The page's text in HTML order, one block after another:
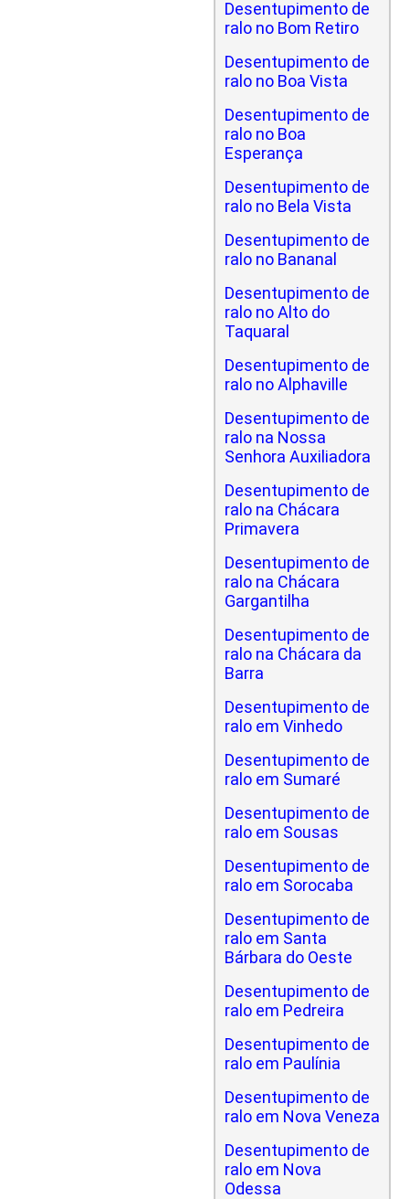
Desentupimento de
ralo no Bom Retiro
Desentupimento de
ralo no Boa Vista
Desentupimento de
ralo no Boa
Esperança
Desentupimento de
ralo no Bela Vista
Desentupimento de
ralo no Bananal
Desentupimento de
ralo no Alto do
Taquaral
Desentupimento de
ralo no Alphaville
Desentupimento de
ralo na Nossa
Senhora Auxiliadora
Desentupimento de
ralo na Chácara
Primavera
Desentupimento de
ralo na Chácara
Gargantilha
Desentupimento de
ralo na Chácara da
Barra
Desentupimento de
ralo em Vinhedo
Desentupimento de
ralo em Sumaré
Desentupimento de
ralo em Sousas
Desentupimento de
ralo em Sorocaba
Desentupimento de
ralo em Santa
Bárbara do Oeste
Desentupimento de
ralo em Pedreira
Desentupimento de
ralo em Paulínia
Desentupimento de
ralo em Nova Veneza
Desentupimento de
ralo em Nova
Odessa